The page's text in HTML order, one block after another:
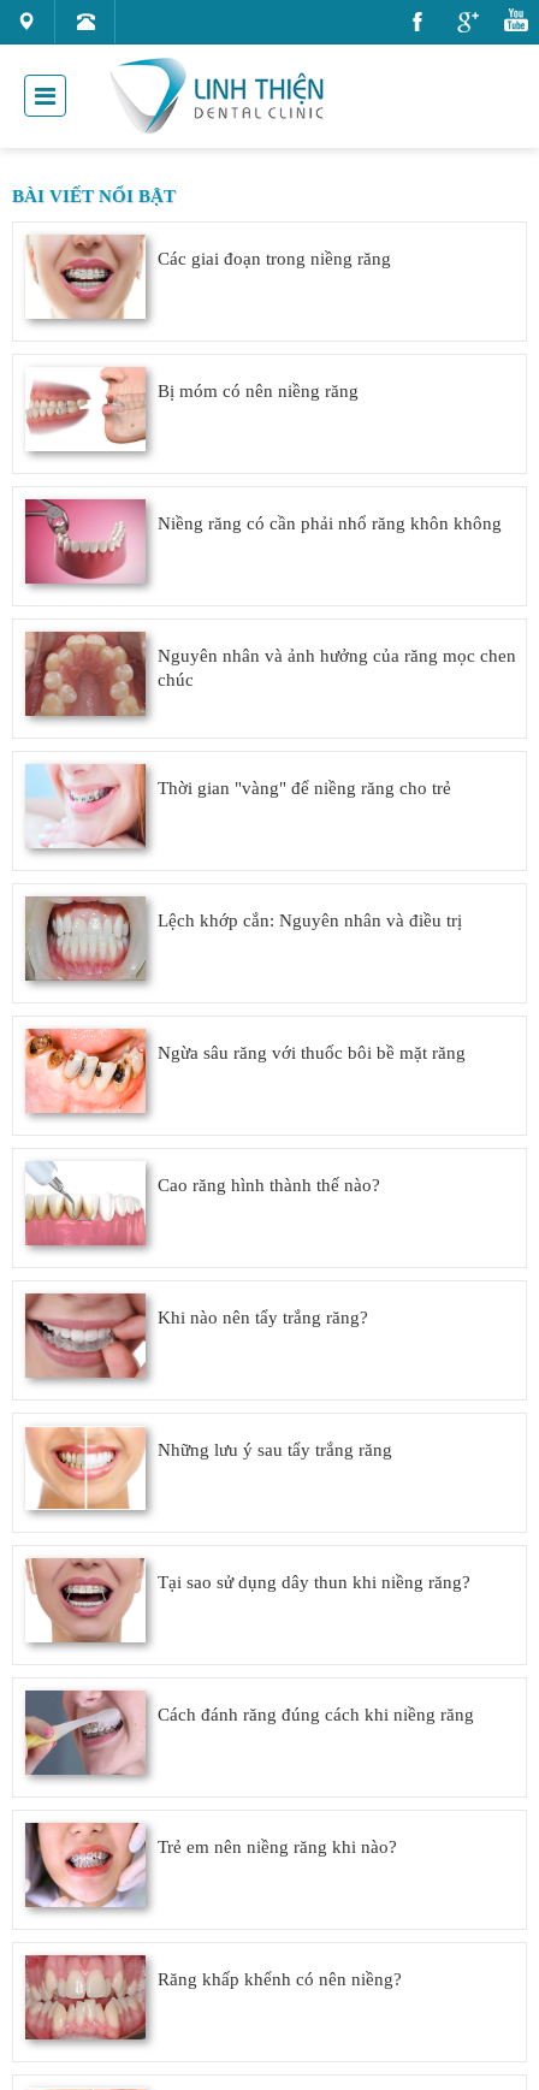
BÀI VIẾT NỔI BẬT
Các giai đoạn trong niềng răng
Bị móm có nên niềng răng
Niềng răng có cần phải nhổ răng khôn không
Nguyên nhân và ảnh hưởng của răng mọc chen
chúc
Thời gian "vàng" để niềng răng cho trẻ
Lệch khớp cắn: Nguyên nhân và điều trị
Ngừa sâu răng với thuốc bôi bề mặt răng
Cao răng hình thành thế nào?
Khi nào nên tẩy trắng răng?
Những lưu ý sau tẩy trắng răng
Tại sao sử dụng dây thun khi niềng răng?
Cách đánh răng đúng cách khi niềng răng
Trẻ em nên niềng răng khi nào?
Răng khấp khểnh có nên niềng?